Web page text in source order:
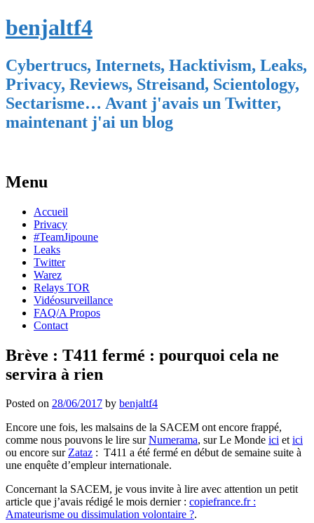
benjaltf4
Cybertrucs, Internets, Hacktivism, Leaks,
Privacy, Reviews, Streisand, Scientology,
Sectarisme… Avant j'avais un Twitter,
maintenant j'ai un blog
Menu
Skip
content
Accueil
Privacy
#TeamJipoune
Leaks
Twitter
Warez
Relays TOR
Vidéosurveillance
FAQ/A Propos
Contact
Brève : T411 fermé : pourquoi cela ne
servira à rien
Posted on 28/06/2017 by benjaltf4
Encore une fois, les malsains de la SACEM ont encore frappé,
comme nous pouvons le lire surNumerama, sur Le Monde ici etici
ou encore surZataz : T411 a été fermé en début de semaine suite à
une enquête d’empleur internationale.
Concernant la SACEM, je vous invite à lire avec attention un petit
article que j’avais rédigé le mois dernier : copiefrance.fr :
Amateurisme ou dissimulation volontaire ?.